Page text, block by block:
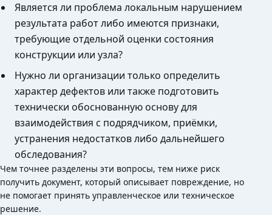
Является ли проблема локальным нарушением
результата работ либо имеются признаки,
требующие отдельной оценки состояния
конструкции или узла?
Нужно ли организации только определить
характер дефектов или также подготовить
технически обоснованную основу для
взаимодействия с подрядчиком, приёмки,
устранения недостатков либо дальнейшего
обследования?
Чем точнее разделены эти вопросы, тем ниже риск
получить документ, который описывает повреждение, но
не помогает принять управленческое или техническое
решение.